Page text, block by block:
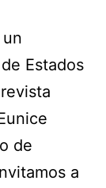
Estados
de
a